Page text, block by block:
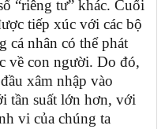
“riêng tư” khác. Cuối
tiếp xúc với các bộ
cá nhân có thể phát
về con người. Do đó,
xâm nhập vào
tần suất lớn hơn, với
vi của chúng ta